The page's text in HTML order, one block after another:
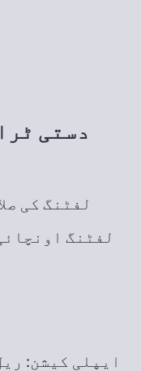
لفٹنگ کی صلاحیت: 80
ایپلی کیشن: